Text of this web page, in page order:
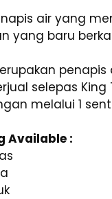
air yang
yang baru
penapis
selepas King
melalui 1
Available :